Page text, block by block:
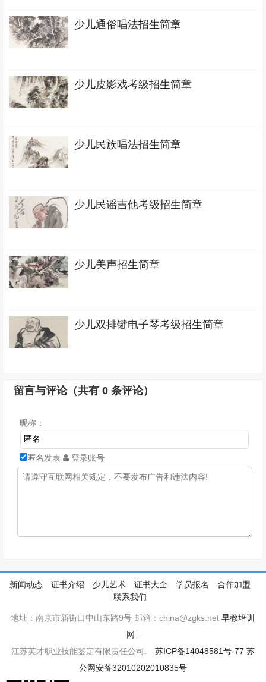
少儿通俗唱法招生简章
少儿皮影戏考级招生简章
少儿民族唱法招生简章
少儿民谣吉他考级招生简章
少儿美声招生简章
少儿双排键电子琴考级招生简章
留言与评论（共有0 条评论）
昵称：
匿名发表 登录账号
新闻动态 证书介绍 少儿艺术 证书大全 学员报名
合作加盟
联系我们
地址：南京市新街口中山东路9号 邮箱：china@zgks.net早教培训
网
江苏英才职业技能鉴定有限责任公司. 苏ICP备14048581号-77 苏
公网安备32010202010835号